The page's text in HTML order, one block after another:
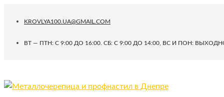
KROVLYA100.UA@GMAIL.COM
ВТ — ПТН: С 9:00 ДО 16:00. СБ: C 9:00 ДО 14:00, ВС И ПОН: